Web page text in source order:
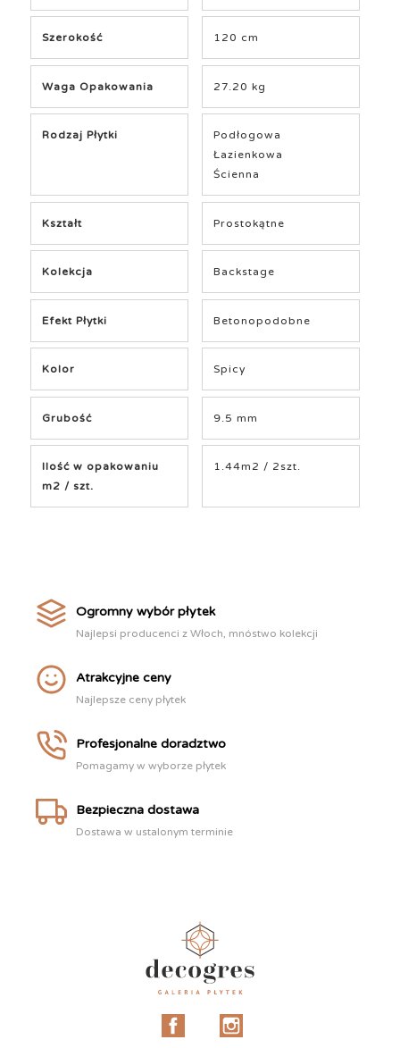
Szerokość 120 cm
Waga Opakowania 27.20 kg
Rodzaj Płytki
Podłogowa
Łazienkowa
Ścienna
Kształt Prostokątne
Kolekcja Backstage
Efekt Płytki Betonopodobne
Kolor Spicy
Grubość 9.5 mm
Ilość w opakowaniu
m2 / szt.
1.44m2 / 2szt.
Ogromny wybór płytek
Najlepsi producenci z Włoch, mnóstwo kolekcji
Atrakcyjne ceny
Najlepsze ceny płytek
Profesjonalne doradztwo
Pomagamy w wyborze płytek
Bezpieczna dostawa
Dostawa w ustalonym terminie
Facebook